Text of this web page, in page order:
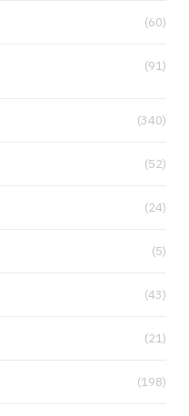
(60)
(91)
(340)
(52)
(24)
(5)
(43)
(21)
(198)